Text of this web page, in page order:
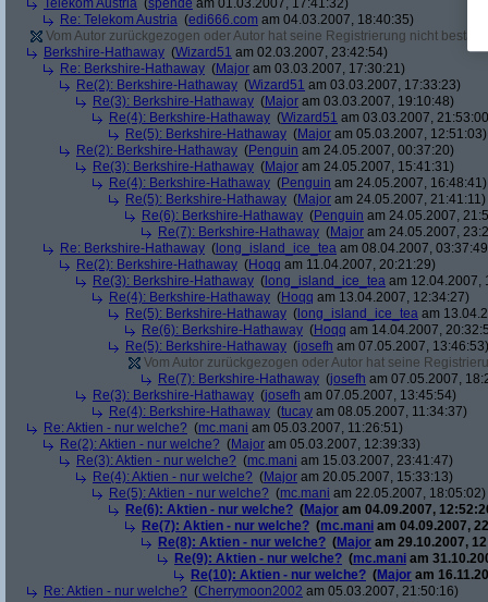
Telekom Austria (spende am 01.03.2007, 17:41:32)
Re: Telekom Austria (edi666.com am 04.03.2007, 18:40:35)
Vom Autor zurückgezogen oder Autor hat seine Registrierung nicht
Berkshire-Hathaway (Wizard51 am 02.03.2007, 23:42:54)
Re: Berkshire-Hathaway (Major am 03.03.2007, 17:30:21)
Re(2): Berkshire-Hathaway (Wizard51 am 03.03.2007, 17:33:23)
Re(3): Berkshire-Hathaway (Major am 03.03.2007, 19:10:48)
Re(4): Berkshire-Hathaway (Wizard51 am 03.03.2007,
Re(5): Berkshire-Hathaway (Major am 05.03.2007, 12:51:03)
Re(2): Berkshire-Hathaway (Penguin am 24.05.2007, 00:37:20)
Re(3): Berkshire-Hathaway (Major am 24.05.2007, 15:41:31)
Re(4): Berkshire-Hathaway (Penguin am 24.05.2007, 16:48:41)
Re(5): Berkshire-Hathaway (Major am 24.05.2007, 21:41:11)
Re(6): Berkshire-Hathaway (Penguin am 24.05.2007,
Re(7): Berkshire-Hathaway (Major am 24.05.2007,
Re: Berkshire-Hathaway ( long_island_ice_tea am 08.04.2007,
Re(2): Berkshire-Hathaway (Hoqq am 11.04.2007, 20:21:29)
Re(3): Berkshire-Hathaway ( long_island_ice_tea am 12.04.2007,
Re(4): Berkshire-Hathaway (Hoqq am 13.04.2007, 12:34:27)
Re(5): Berkshire-Hathaway ( long_island_ice_tea am
Re(6): Berkshire-Hathaway (Hoqq am 14.04.2007,
Re(5): Berkshire-Hathaway (josefh am 07.05.2007, 13:46:53)
Vom Autor zurückgezogen oder Autor hat seine
Re(7): Berkshire-Hathaway (josefh am 07.05.2007,
Re(3): Berkshire-Hathaway (josefh am 07.05.2007, 13:45:54)
Re(4): Berkshire-Hathaway (tucay am 08.05.2007, 11:34:37)
Re: Aktien - nur welche? (mc.mani am 05.03.2007, 11:26:51)
Re(2): Aktien - nur welche? (Major am 05.03.2007, 12:39:33)
Re(3): Aktien - nur welche? (mc.mani am 15.03.2007, 23:41:47)
Re(4): Aktien - nur welche? (Major am 20.05.2007, 15:33:13)
Re(5): Aktien - nur welche? (mc.mani am 22.05.2007, 18:05:02)
Re(6): Aktien - nur welche? (Major am 04.09.2007,
Re(7): Aktien - nur welche? (mc.mani am 04.09.2007,
Re(8): Aktien - nur welche? (Major am 29.10.2007,
Re(9): Aktien - nur welche? (mc.mani am
Re(10): Aktien - nur welche? (Major am
Re: Aktien - nur welche? (Cherrymoon2002 am 05.03.2007, 21:50:16)